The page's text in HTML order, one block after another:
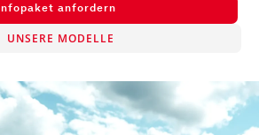
Infopaket anfordern
UNSERE MODELLE